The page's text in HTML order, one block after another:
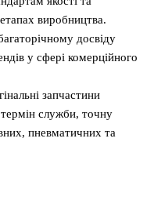
виробництва.
досвіду
у сфері комерційного
запчастини
служби, точну
пневматичних та